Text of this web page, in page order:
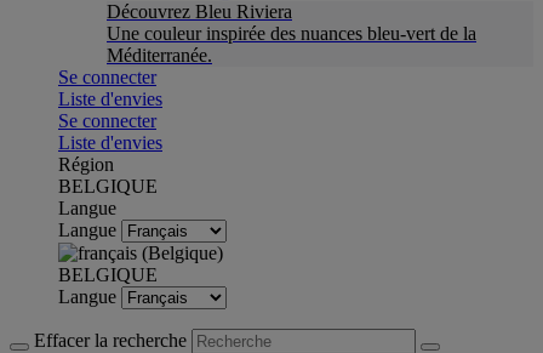
Découvrez Bleu Riviera
Une couleur inspirée des nuances bleu-vert de la
Méditerranée.
Se connecter
Liste d'envies
Se connecter
Liste d'envies
Région
BELGIQUE
Langue
Langue
BELGIQUE
Langue
Effacer la recherche